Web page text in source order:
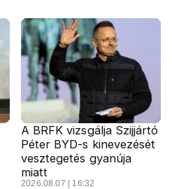
A BRFK vizsgálja Szijjártó
Péter BYD-s kinevezését
vesztegetés gyanúja
miatt
2026.08.07 | 16:32